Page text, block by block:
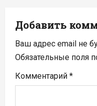
и
я
п
о
Добавить
Ваш адрес email не
Обязательные поля
Комментарий *